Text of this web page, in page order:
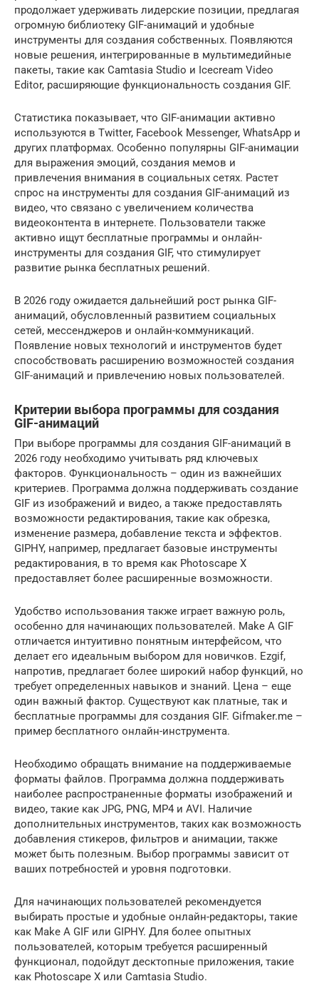
продолжает удерживать лидерские позиции, предлагая
огромную библиотеку GIF-анимаций и удобные
инструменты для создания собственных. Появляются
новые решения, интегрированные в мультимедийные
пакеты, такие как Camtasia Studio и Icecream Video
Editor, расширяющие функциональность создания GIF.
Статистика показывает, что GIF-анимации активно
используются в Twitter, Facebook Messenger, WhatsApp и
других платформах. Особенно популярны GIF-анимации
для выражения эмоций, создания мемов и
привлечения внимания в социальных сетях. Растет
спрос на инструменты для создания GIF-анимаций из
видео, что связано с увеличением количества
видеоконтента в интернете. Пользователи также
активно ищут бесплатные программы и онлайн-
инструменты для создания GIF, что стимулирует
развитие рынка бесплатных решений.
В 2026 году ожидается дальнейший рост рынка GIF-
анимаций, обусловленный развитием социальных
сетей, мессенджеров и онлайн-коммуникаций.
Появление новых технологий и инструментов будет
способствовать расширению возможностей создания
GIF-анимаций и привлечению новых пользователей.
Критерии выбора программы для создания
GIF-анимаций
При выборе программы для создания GIF-анимаций в
2026 году необходимо учитывать ряд ключевых
факторов. Функциональность – один из важнейших
критериев. Программа должна поддерживать создание
GIF из изображений и видео, а также предоставлять
возможности редактирования, такие как обрезка,
изменение размера, добавление текста и эффектов.
GIPHY, например, предлагает базовые инструменты
редактирования, в то время как Photoscape X
предоставляет более расширенные возможности.
Удобство использования также играет важную роль,
особенно для начинающих пользователей. Make A GIF
отличается интуитивно понятным интерфейсом, что
делает его идеальным выбором для новичков. Ezgif,
напротив, предлагает более широкий набор функций, но
требует определенных навыков и знаний. Цена – еще
один важный фактор. Существуют как платные, так и
бесплатные программы для создания GIF. Gifmaker.me –
пример бесплатного онлайн-инструмента.
Необходимо обращать внимание на поддерживаемые
форматы файлов. Программа должна поддерживать
наиболее распространенные форматы изображений и
видео, такие как JPG, PNG, MP4 и AVI. Наличие
дополнительных инструментов, таких как возможность
добавления стикеров, фильтров и анимации, также
может быть полезным. Выбор программы зависит от
ваших потребностей и уровня подготовки.
Для начинающих пользователей рекомендуется
выбирать простые и удобные онлайн-редакторы, такие
как Make A GIF или GIPHY. Для более опытных
пользователей, которым требуется расширенный
функционал, подойдут десктопные приложения, такие
как Photoscape X или Camtasia Studio.